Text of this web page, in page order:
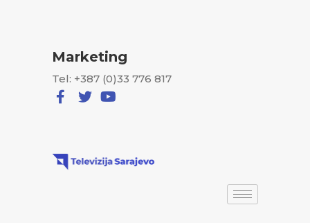
Marketing
Tel: +387 (0)33 776 817